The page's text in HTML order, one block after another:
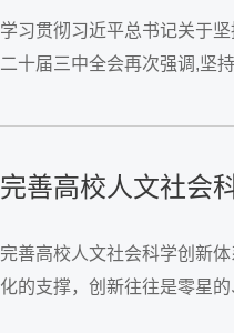
学习贯彻习近平总书记关于
二十届三中全会再次强调,坚
完善高校人文社会
完善高校人文社会科学创新
化的支撑，创新往往是零星